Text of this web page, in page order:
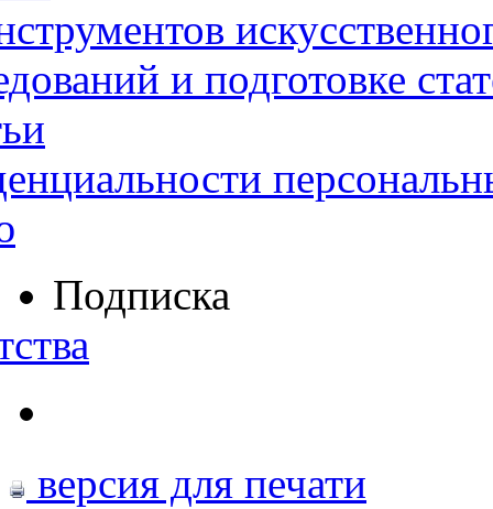
и подготовке
Подписка
версия для печати